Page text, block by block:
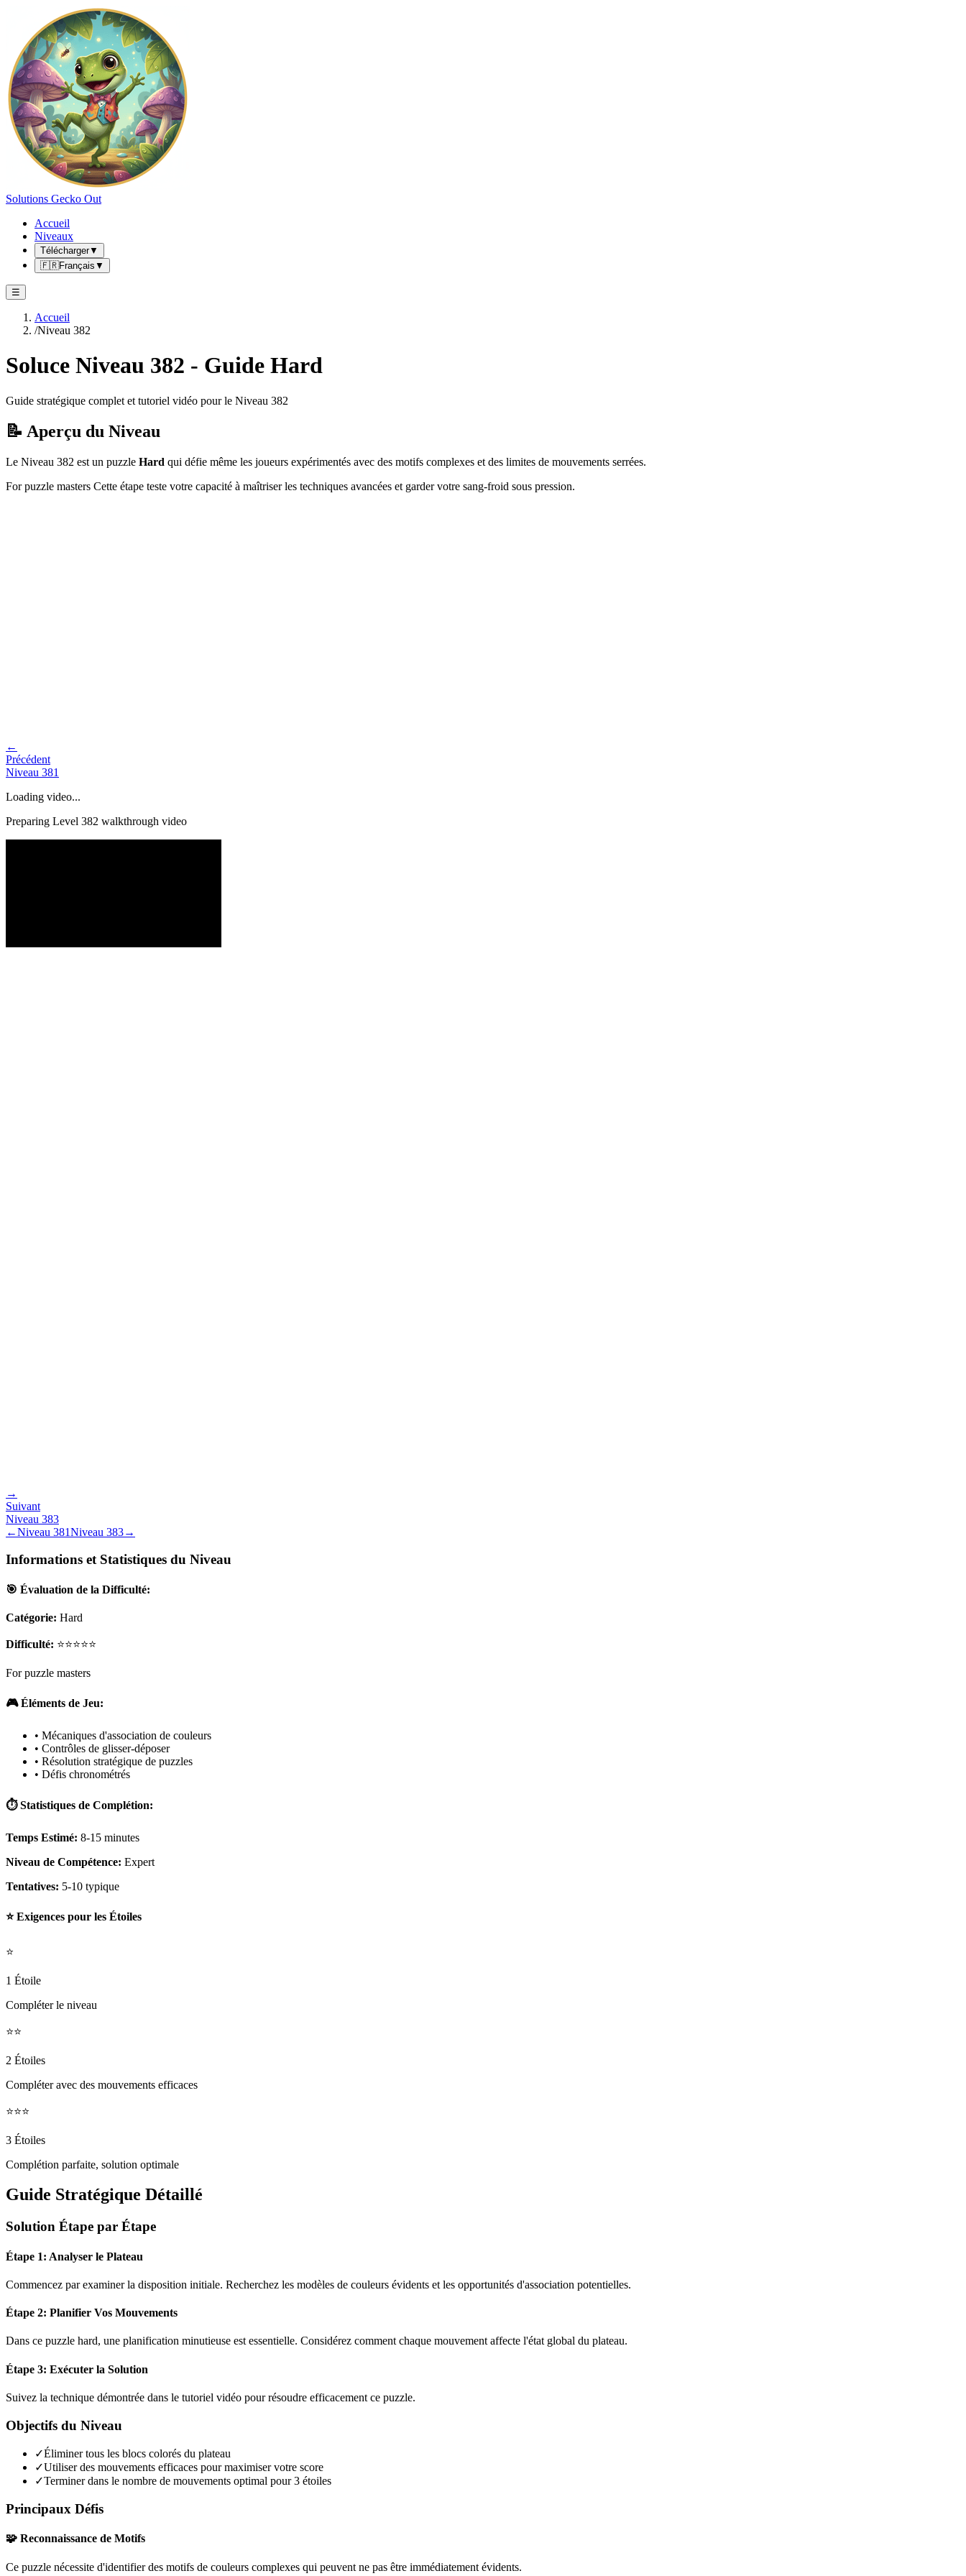
Solutions Gecko Out
Accueil
Niveaux
Télécharger▼
🇫🇷Français ▼
☰
Accueil
/Niveau 382
Soluce Niveau 382 - Guide Hard
Guide stratégique complet et tutoriel vidéo pour le Niveau 382
📝 Aperçu du Niveau
Le Niveau 382 est un puzzle Hard qui défie même les joueurs expérimentés avec des motifs complexes et des limites de mouvements serrées.
For puzzle masters Cette étape teste votre capacité à maîtriser les techniques avancées et garder votre sang-froid sous pression.
←
Précédent
Niveau 381
Loading video...
Preparing Level 382 walkthrough video
→
Suivant
Niveau 383
←Niveau 381Niveau 383→
Informations et Statistiques du Niveau
🎯 Évaluation de la Difficulté:
Catégorie: Hard
Difficulté: ⭐⭐⭐⭐⭐
For puzzle masters
🎮 Éléments de Jeu:
• Mécaniques d'association de couleurs
• Contrôles de glisser-déposer
• Résolution stratégique de puzzles
• Défis chronométrés
⏱️ Statistiques de Complétion:
Temps Estimé: 8-15 minutes
Niveau de Compétence: Expert
Tentatives: 5-10 typique
⭐ Exigences pour les Étoiles
⭐
1 Étoile
Compléter le niveau
⭐⭐
2 Étoiles
Compléter avec des mouvements efficaces
⭐⭐⭐
3 Étoiles
Complétion parfaite, solution optimale
Guide Stratégique Détaillé
Solution Étape par Étape
Étape 1: Analyser le Plateau
Commencez par examiner la disposition initiale. Recherchez les modèles de couleurs évidents et les opportunités d'association potentielles.
Étape 2: Planifier Vos Mouvements
Dans ce puzzle hard, une planification minutieuse est essentielle. Considérez comment chaque mouvement affecte l'état global du plateau.
Étape 3: Exécuter la Solution
Suivez la technique démontrée dans le tutoriel vidéo pour résoudre efficacement ce puzzle.
Objectifs du Niveau
✓Éliminer tous les blocs colorés du plateau
✓Utiliser des mouvements efficaces pour maximiser votre score
✓Terminer dans le nombre de mouvements optimal pour 3 étoiles
Principaux Défis
🧩 Reconnaissance de Motifs
Ce puzzle nécessite d'identifier des motifs de couleurs complexes qui peuvent ne pas être immédiatement évidents.